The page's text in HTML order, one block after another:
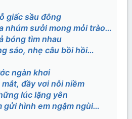
giấc sầu đông
nhúm sưởi mong mỏi trào…
bóng tìm nhau
sáo, nhẹ câu bồi hồi…
ngàn khơi
đầy vơi nỗi niềm
lúc lặng yên
gửi hình em ngậm ngùi…